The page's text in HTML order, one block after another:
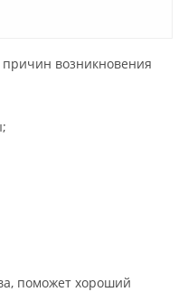
причин возникновения
поможет хороший